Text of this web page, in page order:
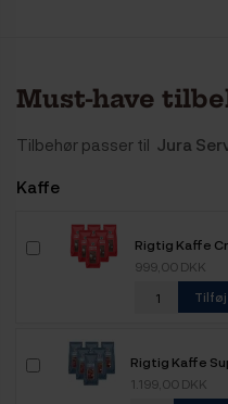
Must-have
Tilbehør passer til Jura
Kaffe
Rigtig Kaffe
999,00 DKK
Tilføj
Rigtig Kaffe
1.199,00 DKK